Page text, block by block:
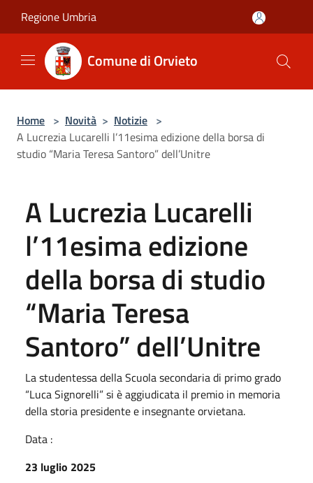
Regione Umbria
Comune di Orvieto
Home > Novità > Notizie >
A Lucrezia Lucarelli l’11esima edizione della borsa di
studio “Maria Teresa Santoro” dell’Unitre
A Lucrezia Lucarelli
l’11esima edizione
della borsa di studio
“Maria Teresa
Santoro” dell’Unitre
La studentessa della Scuola secondaria di primo grado
“Luca Signorelli” si è aggiudicata il premio in memoria
della storia presidente e insegnante orvietana.
Data :
23 luglio 2025